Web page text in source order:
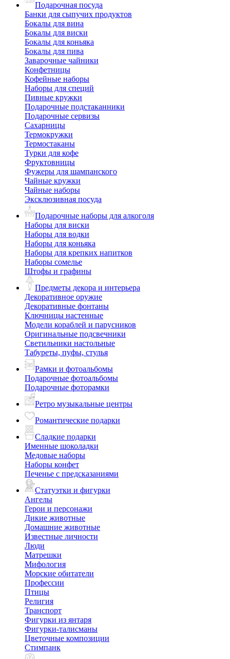
Подарочная посуда
Банки для сыпучих продуктов
Бокалы для вина
Бокалы для виски
Бокалы для коньяка
Бокалы для пива
Заварочные чайники
Конфетницы
Кофейные наборы
Наборы для специй
Пивные кружки
Подарочные подстаканники
Подарочные сервизы
Сахарницы
Термокружки
Термостаканы
Турки для кофе
Фруктовницы
Фужеры для шампанского
Чайные кружки
Чайные наборы
Эксклюзивная посуда
Подарочные наборы для алкоголя
Наборы для виски
Наборы для водки
Наборы для коньяка
Наборы для крепких напитков
Наборы сомелье
Штофы и графины
Предметы декора и интерьера
Декоративное оружие
Декоративные фонтаны
Ключницы настенные
Модели кораблей и парусников
Оригинальные подсвечники
Светильники настольные
Табуреты, пуфы, стулья
Рамки и фотоальбомы
Подарочные фотоальбомы
Подарочные фоторамки
Ретро музыкальные центры
Романтические подарки
Сладкие подарки
Именные шоколадки
Медовые наборы
Наборы конфет
Печенье с предсказаниями
Статуэтки и фигурки
Ангелы
Герои и персонажи
Дикие животные
Домашние животные
Известные личности
Люди
Матрешки
Мифология
Морские обитатели
Профессии
Птицы
Религия
Транспорт
Фигурки из янтаря
Фигурки-талисманы
Цветочные композиции
Стимпанк